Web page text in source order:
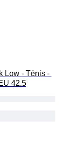
Low - Ténis -
42.5